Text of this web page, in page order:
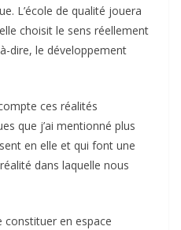
L’école de qualité jouera
choisit le sens réellement
dire, le développement
ces réalités
que j’ai mentionné plus
en elle et qui font une
dans laquelle nous
constituer en espace